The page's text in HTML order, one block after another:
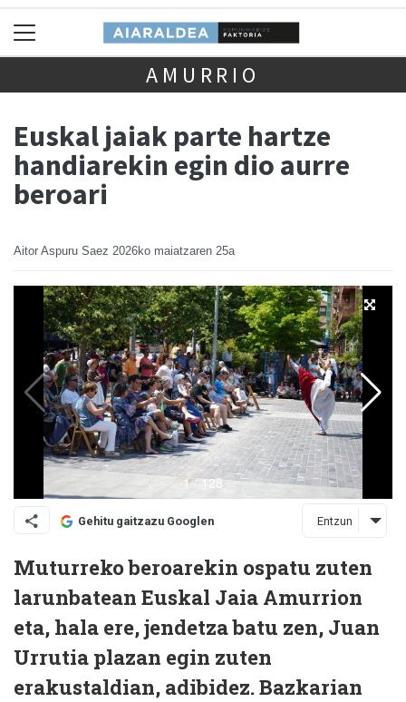
AMURRIO
Euskal jaiak parte hartze
handiarekin egin dio aurre
beroari
Aitor Aspuru Saez 2026ko maiatzaren 25a
Gehitu gaitzazu Googlen Entzun
Muturreko beroarekin ospatu zuten
larunbatean Euskal Jaia Amurrion
eta, hala ere, jendetza batu zen, Juan
Urrutia plazan egin zuten
erakustaldian, adibidez. Bazkarian